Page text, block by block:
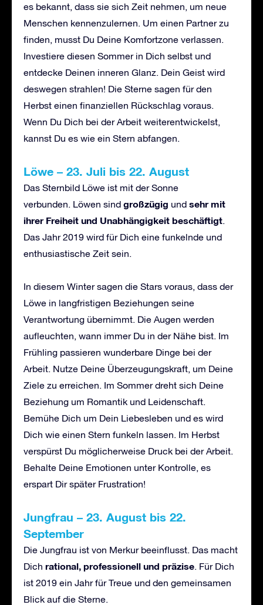
es bekannt, dass sie sich Zeit nehmen, um neue
Menschen kennenzulernen. Um einen Partner zu
finden, musst Du Deine Komfortzone verlassen.
Investiere diesen Sommer in Dich selbst und
entdecke Deinen inneren Glanz. Dein Geist wird
deswegen strahlen! Die Sterne sagen für den
Herbst einen finanziellen Rückschlag voraus.
Wenn Du Dich bei der Arbeit weiterentwickelst,
kannst Du es wie ein Stern abfangen.
Löwe – 23. Juli bis 22. August
Das Sternbild Löwe ist mit der Sonne
verbunden. Löwen sind großzügig und sehr mit
ihrer Freiheit und Unabhängigkeit beschäftigt.
Das Jahr 2019 wird für Dich eine funkelnde und
enthusiastische Zeit sein.
In diesem Winter sagen die Stars voraus, dass der
Löwe in langfristigen Beziehungen seine
Verantwortung übernimmt. Die Augen werden
aufleuchten, wann immer Du in der Nähe bist. Im
Frühling passieren wunderbare Dinge bei der
Arbeit. Nutze Deine Überzeugungskraft, um Deine
Ziele zu erreichen. Im Sommer dreht sich Deine
Beziehung um Romantik und Leidenschaft.
Bemühe Dich um Dein Liebesleben und es wird
Dich wie einen Stern funkeln lassen. Im Herbst
verspürst Du möglicherweise Druck bei der Arbeit.
Behalte Deine Emotionen unter Kontrolle, es
erspart Dir später Frustration!
Jungfrau – 23. August bis 22.
September
Die Jungfrau ist von Merkur beeinflusst. Das macht
Dich rational, professionell und präzise. Für Dich
ist 2019 ein Jahr für Treue und den gemeinsamen
Blick auf die Sterne.